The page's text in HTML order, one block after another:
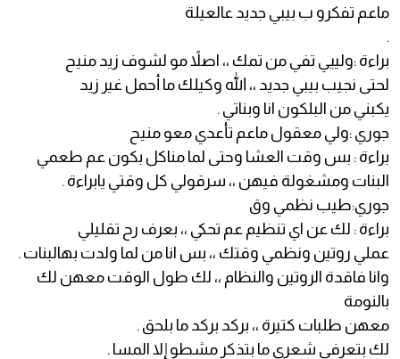
ماعم تفكرو ب بيبي جديد عالعيلة
.
براءة :ولييي تفي من تمك ،، اصلاً مو لشوف زيد منيح
لحتى نجيب بيبي جديد ،، الله وكيلك ما أحمل غير زيد
يكبني من البلكون انا وبناتي .
جوري :ولي معقول ماعم تأعدي معو منيح
براءة : بس وقت العشا وحتى لما مناكل بكون عم طعمي
البنات ومشغولة فيهن ،، سرقولي كل وقتي يابراءة .
جوري:طيب نظمي وق
براءة : لك عن اي تنظيم عم تحكي ،، بعرف رح تقليلي
عملي روتين ونظمي وقتك ،، بس انا من لما ولدت بهالبنات .
وانا فاقدة الروتين والنظام ،، لك طول الوقت معهن لك
بالنومة
معهن طلبات كتيرة ،، بركد بركد ما بلحق .
لك بتعرفي شعري ما بتذكر مشطو إلا المسا .